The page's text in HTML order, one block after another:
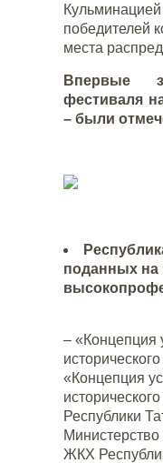
победителей
места
Впервые
фестиваля
– были
поданных на
– «Концепция
«Концепция
Республики
Министерство
ЖКХ